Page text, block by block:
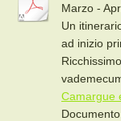
Marzo -
Un
ad inizio
Camargue